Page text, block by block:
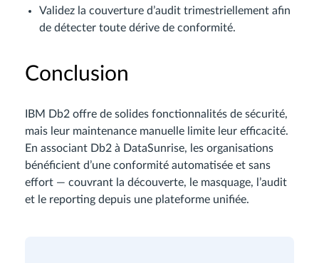
Validez la couverture d’audit trimestriellement afin
de détecter toute dérive de conformité.
Conclusion
IBM Db2 offre de solides fonctionnalités de sécurité,
mais leur maintenance manuelle limite leur efficacité.
En associant Db2 à DataSunrise, les organisations
bénéficient d’une conformité automatisée et sans
effort — couvrant la découverte, le masquage, l’audit
et le reporting depuis une plateforme unifiée.